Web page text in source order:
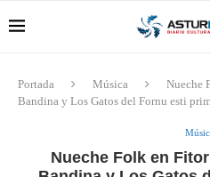
Portada Música
Nueche
Bandina y Los Gatos del Fornu esti
Nueche Folk en